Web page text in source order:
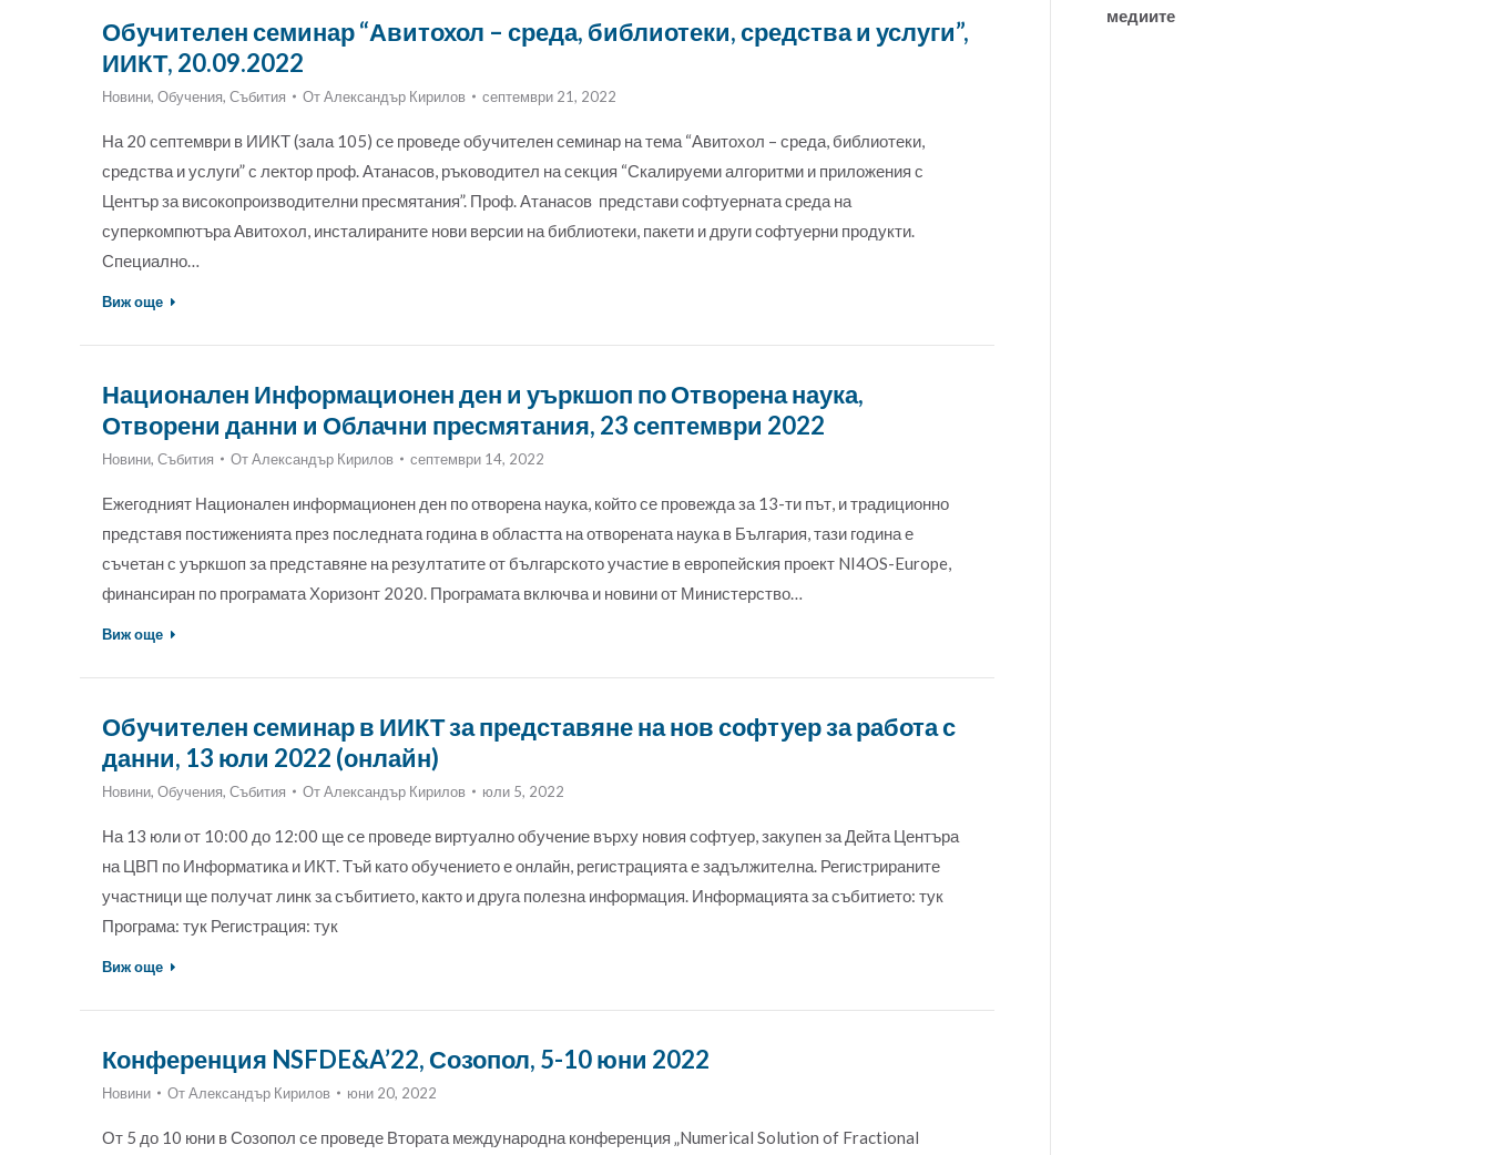
Обучителен семинар “Авитохол – среда, библиотеки, средства и услуги”,
ИИКТ, 20.09.2022
Новини, Обучения, Събития ОтАлександър Кирилов септември 21, 2022
На 20 септември в ИИКТ (зала 105) се проведе обучителен семинар на тема “Авитохол – среда, библиотеки,
средства и услуги” с лектор проф. Атанасов, ръководител на секция “Скалируеми алгоритми и приложения с
Център за високопроизводителни пресмятания”. Проф. Атанасов представи софтуерната среда на
суперкомпютъра Авитохол, инсталираните нови версии на библиотеки, пакети и други софтуерни продукти.
Специално…
Виж още
Национален Информационен ден и уъркшоп по Отворена наука,
Отворени данни и Облачни пресмятания, 23 септември 2022
Новини, Събития ОтАлександър Кирилов септември 14, 2022
Ежегодният Национален информационен ден по отворена наука, който се провежда за 13-ти път, и традиционно
представя постиженията през последната година в областта на отворената наука в България, тази година е
съчетан с уъркшоп за представяне на резултатите от българското участие в европейския проект NI4OS-Europe,
финансиран по програмата Хоризонт 2020. Програмата включва и новини от Министерство…
Виж още
Обучителен семинар в ИИКТ за представяне на нов софтуер за работа с
данни, 13 юли 2022 (онлайн)
Новини, Обучения, Събития ОтАлександър Кирилов юли 5, 2022
На 13 юли от 10:00 до 12:00 ще се проведе виртуално обучение върху новия софтуер, закупен за Дейта Центъра
на ЦВП по Информатика и ИКТ. Тъй като обучението е онлайн, регистрацията е задължителна. Регистрираните
участници ще получат линк за събитието, както и друга полезна информация. Информацията за събитието: тук
Програма: тук Регистрация: тук
Виж още
Конференция NSFDE&A’22, Созопол, 5-10 юни 2022
Новини ОтАлександър Кирилов юни 20, 2022
От 5 до 10 юни в Созопол се проведе Втората международна конференция „Numerical Solution of Fractional
медиите